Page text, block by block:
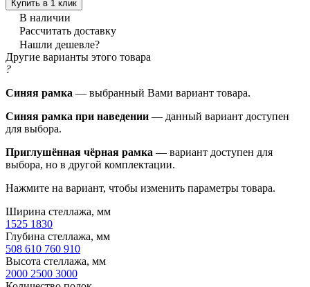
Купить в 1 клик
В наличии
Рассчитать доставку
Нашли дешевле?
Другие варианты этого товара
?
Синяя рамка — выбранный Вами вариант товара.
Синяя рамка при наведении — данный вариант доступен
для выбора.
Приглушённая чёрная рамка — вариант доступен для
выбора, но в другой комплектации.
Нажмите на вариант, чтобы изменить параметры товара.
Ширина стеллажа, мм
1525 1830
Глубина стеллажа, мм
508 610 760 910
Высота стеллажа, мм
2000 2500 3000